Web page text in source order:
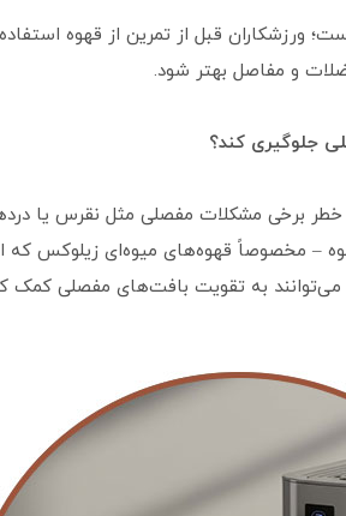
ورزشکاران قبل از تمرین از قهوه
عضلات و مفاصل بهتر شود.
برخی مشکلات مفصلی مثل نقرس یا
– مخصوصاً قهوه‌های میوه‌ای زیلوکس که
می‌توانند به تقویت بافت‌های مفصلی کمک